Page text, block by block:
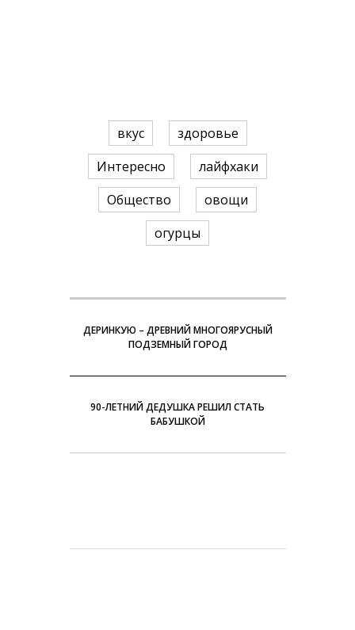
вкус
здоровье
Интересно
лайфхаки
Общество
овощи
огурцы
ДЕРИНКУЮ – ДРЕВНИЙ МНОГОЯРУСНЫЙ
ПОДЗЕМНЫЙ ГОРОД
90-ЛЕТНИЙ ДЕДУШКА РЕШИЛ СТАТЬ
БАБУШКОЙ